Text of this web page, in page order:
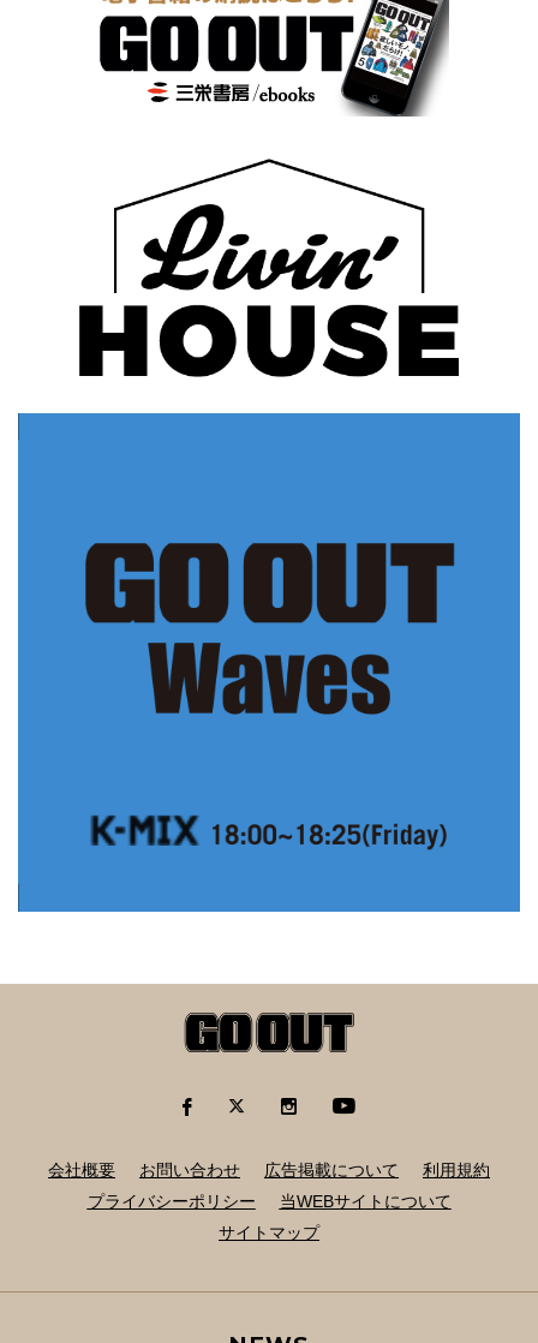
会社概要 お問い合わせ 広告掲載について
利用規約
プライバシーポリシー
当WEBサイトについて
サイトマップ